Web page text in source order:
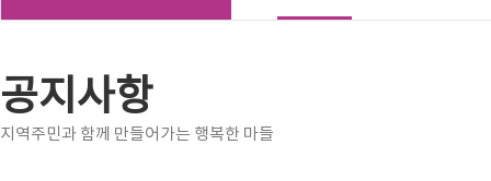
공지사항
지역주민과 함께 만들어가는 행복한 마들